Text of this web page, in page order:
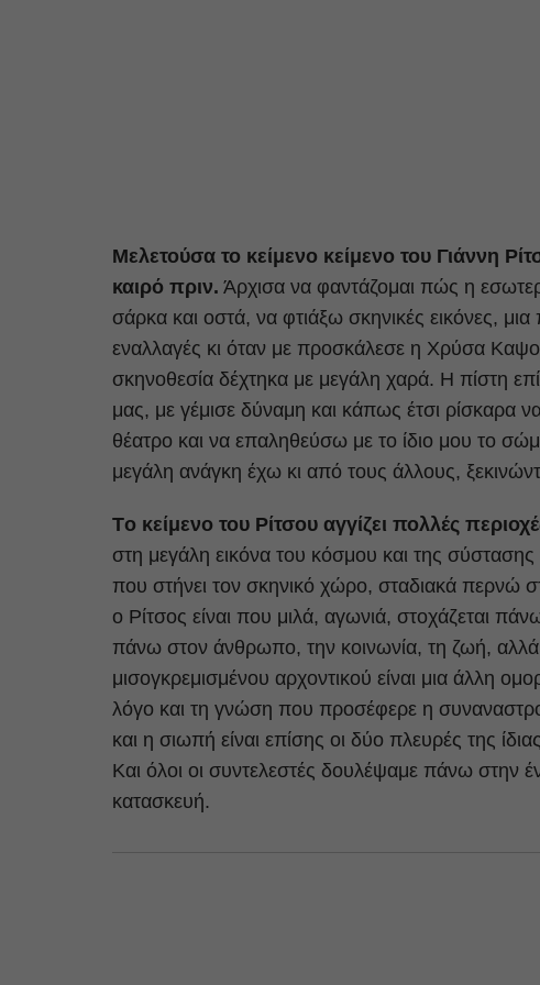
Μελετούσα το κείμενο κείμενο του Γιάννη
καιρό πριν. Άρχισα να φαντάζομαι πώς η
σάρκα και οστά, να φτιάξω σκηνικές εικόνες,
εναλλαγές κι όταν με προσκάλεσε η Χρύσα
σκηνοθεσία δέχτηκα με μεγάλη χαρά. Η πίστη
μας, με γέμισε δύναμη και κάπως έτσι ρίσκαρα
θέατρο και να επαληθεύσω με το ίδιο μου το
μεγάλη ανάγκη έχω κι από τους άλλους,
Tο κείμενο του Ρίτσου αγγίζει πολλές
στη μεγάλη εικόνα του κόσμου και της
που στήνει τον σκηνικό χώρο, σταδιακά περνώ
ο Ρίτσος είναι που μιλά, αγωνιά, στοχάζεται
πάνω στον άνθρωπο, την κοινωνία, τη ζωή, αλλά
μισογκρεμισμένου αρχοντικού είναι μια άλλη
λόγο και τη γνώση που προσέφερε η
και η σιωπή είναι επίσης οι δύο πλευρές της
Και όλοι οι συντελεστές δουλέψαμε πάνω στην
κατασκευή.